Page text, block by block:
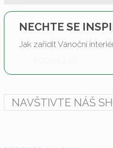
NECHTE SE
Jak zařídit Vánoční
NAVŠTIVTE NÁŠ